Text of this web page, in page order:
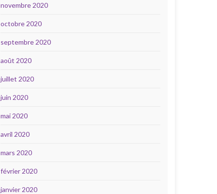
novembre 2020
octobre 2020
septembre 2020
août 2020
juillet 2020
juin 2020
mai 2020
avril 2020
mars 2020
février 2020
janvier 2020